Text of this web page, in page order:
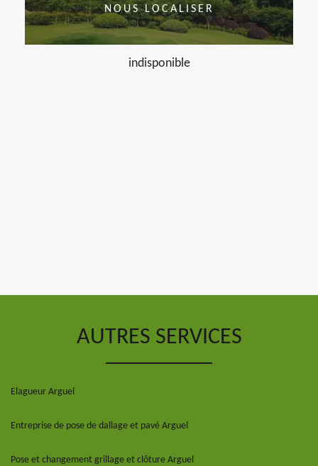
NOUS LOCALISER
indisponible
AUTRES SERVICES
Elagueur Arguel
Entreprise de pose de dallage et pavé Arguel
Pose et changement grillage et clôture Arguel